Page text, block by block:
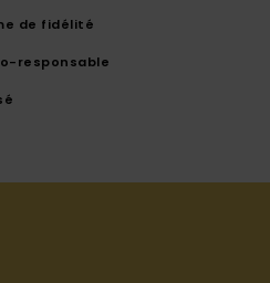
de fidélité
responsable